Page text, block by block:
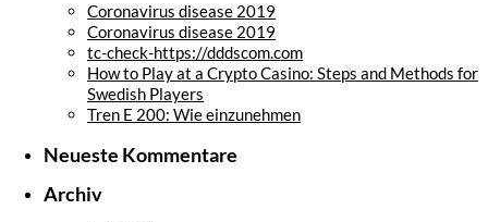
Coronavirus disease 2019
Coronavirus disease 2019
tc-check-https://dddscom.com
How to Play at a Crypto Casino: Steps and Methods for
Swedish Players
Tren E 200: Wie einzunehmen
Neueste Kommentare
Archiv